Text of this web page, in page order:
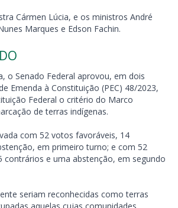
Cármen Lúcia, e os ministros André
Marques e Edson Fachin.
o Senado Federal aprovou, em dois
Emenda à Constituição (PEC) 48/2023,
Federal o critério do Marco
de terras indígenas.
com 52 votos favoráveis, 14
em primeiro turno; e com 52
contrários e uma abstenção, em segundo
seriam reconhecidas como terras